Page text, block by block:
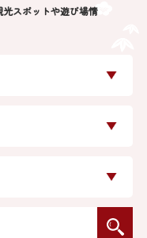
スポットや遊び場情